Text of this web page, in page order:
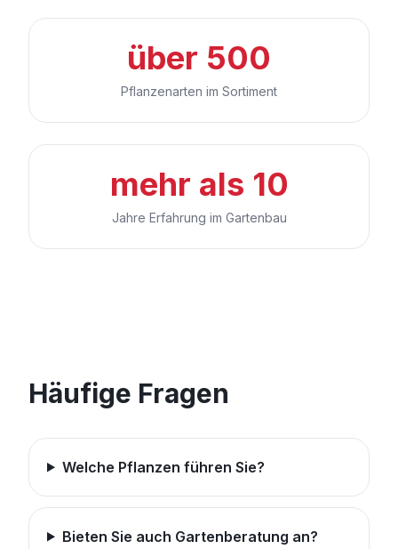
über 500
Pflanzenarten im Sortiment
mehr als 10
Jahre Erfahrung im Gartenbau
Häufige Fragen
Welche Pflanzen führen Sie?
Bieten Sie auch Gartenberatung an?